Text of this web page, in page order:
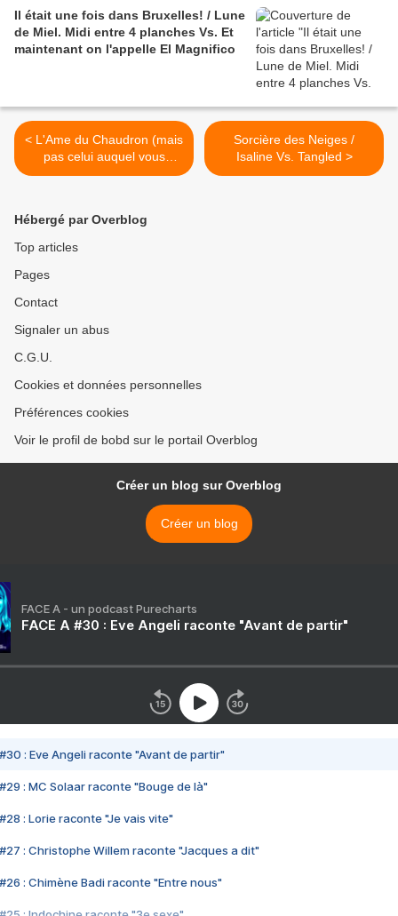
Il était une fois dans Bruxelles! / Lune
de Miel. Midi entre 4 planches Vs. Et
maintenant on l'appelle El Magnifico
< L'Ame du Chaudron (mais
pas celui auquel vous
pensez) / Le Mangeur
Sorcière des Neiges /
Isaline Vs. Tangled >
Hébergé par Overblog
Top articles
Pages
Contact
Signaler un abus
C.G.U.
Cookies et données personnelles
Préférences cookies
Voir le profil de bobd sur le portail Overblog
Créer un blog sur Overblog
Créer un blog
FACE A - un podcast Purecharts
FACE A #30 : Eve Angeli raconte "Avant de partir"
#30 : Eve Angeli raconte "Avant de partir"
#29 : MC Solaar raconte "Bouge de là"
#28 : Lorie raconte "Je vais vite"
#27 : Christophe Willem raconte "Jacques a dit"
#26 : Chimène Badi raconte "Entre nous"